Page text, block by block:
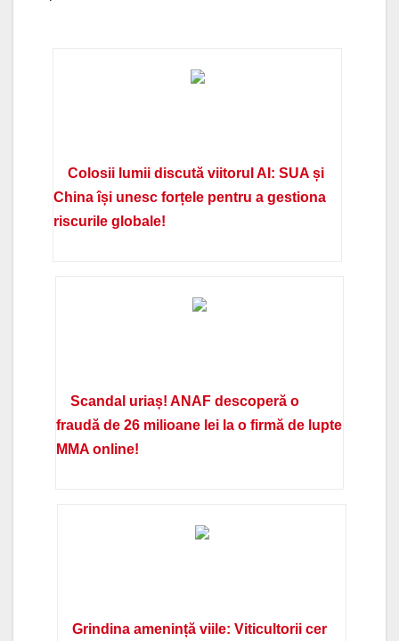
Colosii lumii discută viitorul AI: SUA și
China își unesc forțele pentru a gestiona
riscurile globale!
Scandal uriaș! ANAF descoperă o
fraudă de 26 milioane lei la o firmă de lupte
MMA online!
Grindina amenință viile: Viticultorii cer